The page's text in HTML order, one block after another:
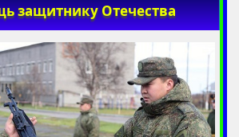
защитнику Отечества